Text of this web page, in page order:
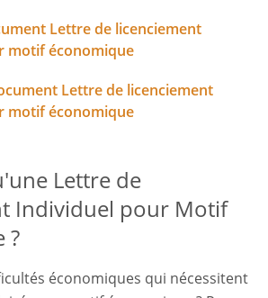
Lettre de licenciement
motif économique
Lettre de licenciement
motif économique
Lettre de
Individuel pour Motif
?
économiques qui nécessitent